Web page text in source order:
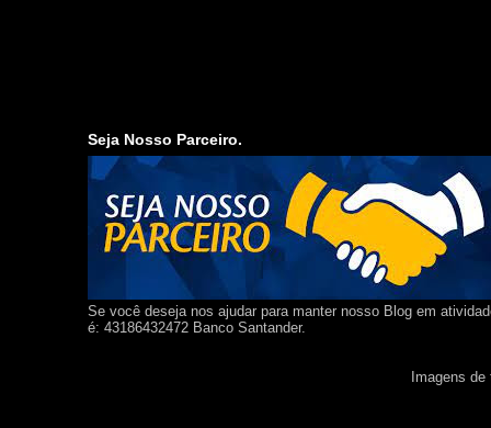
Seja Nosso Parceiro.
Se você deseja nos ajudar para manter nosso Blog em
é: 43186432472 Banco Santander.
Imagens